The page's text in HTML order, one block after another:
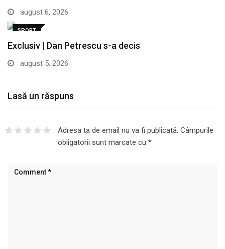
august 6, 2026
SPORT
Exclusiv | Dan Petrescu s-a decis
august 5, 2026
Lasă un răspuns
Adresa ta de email nu va fi publicată. Câmpurile
obligatorii sunt marcate cu *